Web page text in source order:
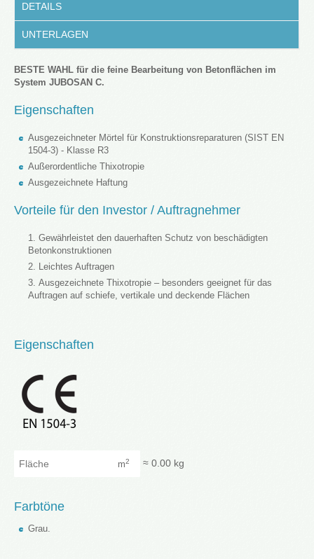
DETAILS
UNTERLAGEN
BESTE WAHL für die feine Bearbeitung von Betonflächen im
System JUBOSAN C.
Eigenschaften
Ausgezeichneter Mörtel für Konstruktionsreparaturen (SIST EN
1504-3) - Klasse R3
Außerordentliche Thixotropie
Ausgezeichnete Haftung
Vorteile für den Investor / Auftragnehmer
Gewährleistet den dauerhaften Schutz von beschädigten
Betonkonstruktionen
Leichtes Auftragen
Ausgezeichnete Thixotropie – besonders geeignet für das
Auftragen auf schiefe, vertikale und deckende Flächen
Eigenschaften
m2 ≈ 0.00 kg
Farbtöne
Grau.